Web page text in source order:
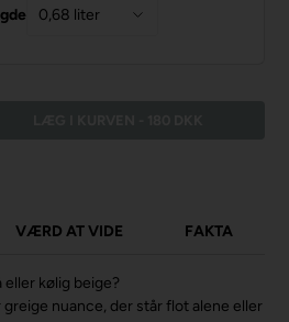
VÆRD AT VIDE FAKTA
kølig beige?
nuance, der står flot alene eller